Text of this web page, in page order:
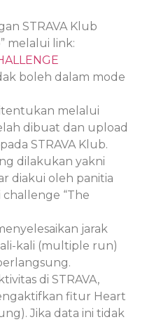
STRAVA Klub
melalui link:
boleh dalam mode
melalui
dibuat dan upload
STRAVA Klub.
dilakukan yakni
diakui oleh panitia
“The
jarak
kali (multiple run)
di STRAVA,
fitur Heart
Jika data ini tidak